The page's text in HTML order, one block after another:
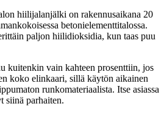
hiilijalanjälki on rakennusaikana 20
betonielementtitalossa.
paljon hiilidioksidia, kun taas puu
kuitenkin vain kahteen prosenttiin, jos
koko elinkaari, sillä käytön aikainen
runkomateriaalista. Itse asiassa
siinä parhaiten.